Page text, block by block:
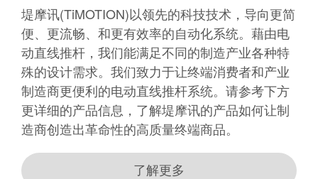
堤摩讯(TiMOTION)以领先的科技技术，导向更简
便、更流畅、和更有效率的自动化系统。藉由电
动直线推杆，我们能满足不同的制造产业各种特
殊的设计需求。我们致力于让终端消费者和产业
制造商更便利的电动直线推杆系统。请参考下方
更详细的产品信息，了解堤摩讯的产品如何让制
造商创造出革命性的高质量终端商品。
了解更多